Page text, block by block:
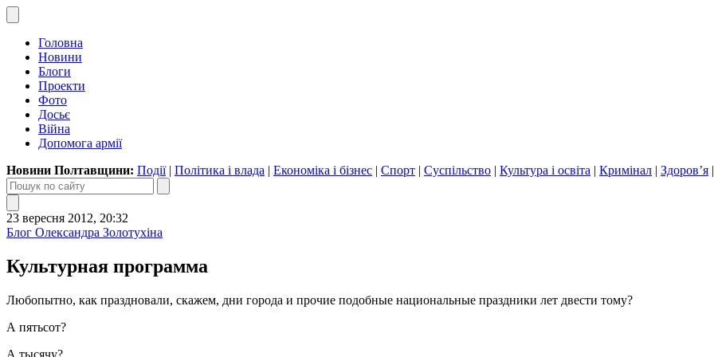
Головна
Новини
Блоги
Проекти
Фото
Досьє
Війна
Допомога армії
Новини Полтавщини: Події| Політика і влада | Економіка і бізнес | Спорт | Суспільство | Культура і освіта | Кримінал | Здоров’я |
23 вересня 2012, 20:32
Блог Олександра Золотухіна
Культурная программа
Любопытно, как праздновали, скажем, дни города и прочие подобные национальные праздники лет двести тому?
А пятьсот?
А тысячу?